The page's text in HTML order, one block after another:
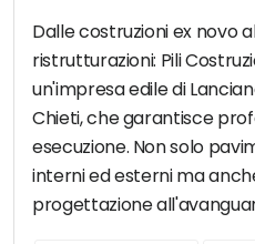
Dalle costruzioni ex novo
ristrutturazioni: Pili
un'impresa edile di
Chieti, che garantisce
esecuzione. Non solo
interni ed esterni ma
progettazione